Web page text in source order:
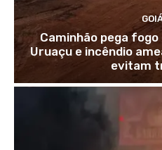
Caminhão pega
Uruaçu e incêndio
evitam